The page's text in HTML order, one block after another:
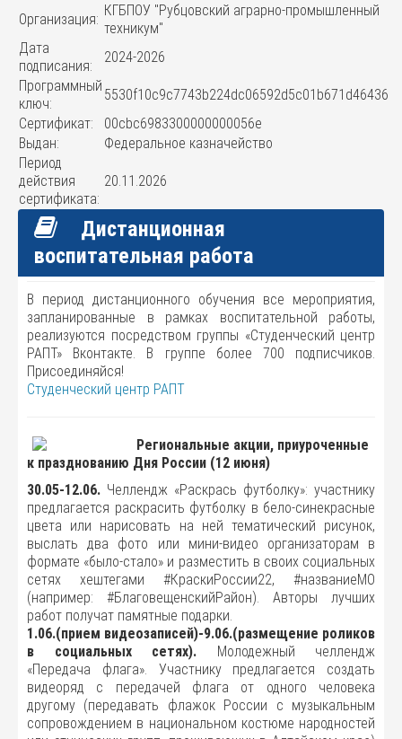
Организация:
КГБПОУ "Рубцовский аграрно-промышленный
техникум"
Дата
подписания:
2024-2026
Программный
ключ:
5530f10c9c7743b224dc06592d5c01b671d46436
Сертификат:
00cbc6983300000000056e
Выдан:
Федеральное казначейство
Период
действия
сертификата:
20.11.2026
Дистанционная
воспитательная работа
В период дистанционного обучения все мероприятия,
запланированные в рамках воспитательной работы,
реализуются посредством группы «Студенческий центр
РАПТ» Вконтакте. В группе более 700 подписчиков.
Присоединяйся!
Студенческий центр РАПТ
Региональные акции, приуроченные
к празднованию Дня России (12 июня)
30.05-12.06. Челлендж «Раскрась футболку»: участнику
предлагается раскрасить футболку в бело-синекрасные
цвета или нарисовать на ней тематический рисунок,
выслать два фото или мини-видео организаторам в
формате «было-стало» и разместить в своих социальных
сетях хештегами #КраскиРоссии22, #названиеМО
(например: #БлаговещенскийРайон). Авторы лучших
работ получат памятные подарки.
1.06.(прием видеозаписей)-9.06.(размещение роликов
в социальных сетях). Молодежный челлендж
«Передача флага». Участнику предлагается создать
видеоряд с передачей флага от одного человека
другому (передавать флажок России с музыкальным
сопровождением в национальном костюме народностей